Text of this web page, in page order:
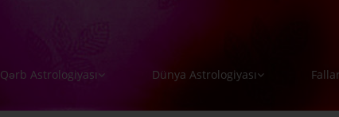
Qərb Astrologiyası Dünya Astrologiyası Fallar